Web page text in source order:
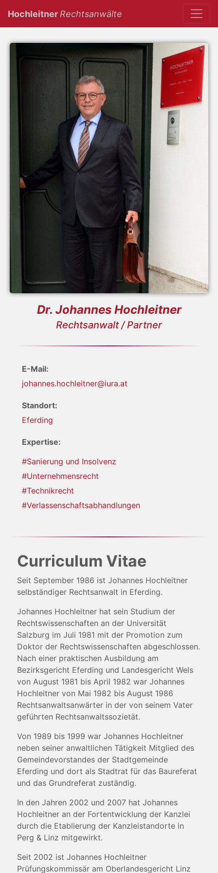
Hochleitner Rechtsanwälte
Dr. Johannes Hochleitner
Rechtsanwalt / Partner
E-Mail:
johannes.hochleitner@iura.at
Standort:
Eferding
Expertise:
#Sanierung und Insolvenz
#Unternehmensrecht
#Technikrecht
#Verlassenschaftsabhandlungen
Curriculum Vitae
Seit September 1986 ist Johannes Hochleitner
selbständiger Rechtsanwalt in Eferding.
Johannes Hochleitner hat sein Studium der
Rechtswissenschaften an der Universität
Salzburg im Juli 1981 mit der Promotion zum
Doktor der Rechtswissenschaften abgeschlossen.
Nach einer praktischen Ausbildung am
Bezirksgericht Eferding und Landesgericht Wels
von August 1981 bis April 1982 war Johannes
Hochleitner von Mai 1982 bis August 1986
Rechtsanwaltsanwärter in der von seinem Vater
geführten Rechtsanwaltssozietät.
Von 1989 bis 1999 war Johannes Hochleitner
neben seiner anwaltlichen Tätigkeit Mitglied des
Gemeindevorstandes der Stadtgemeinde
Eferding und dort als Stadtrat für das Baureferat
und das Grundreferat zuständig.
In den Jahren 2002 und 2007 hat Johannes
Hochleitner an der Fortentwicklung der Kanzlei
durch die Etablierung der Kanzleistandorte in
Perg & Linz mitgewirkt.
Seit 2002 ist Johannes Hochleitner
Prüfungskommissär am Oberlandesgericht Linz